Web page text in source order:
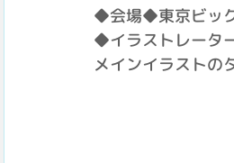
◆会場◆東京ビッ
◆イラストレータ
メインイラストの